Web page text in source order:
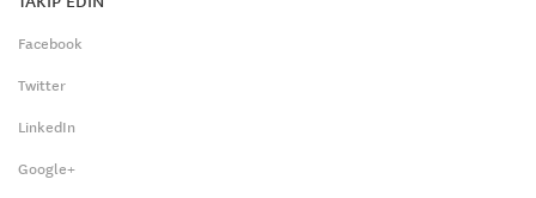
Facebook
Twitter
LinkedIn
Google+